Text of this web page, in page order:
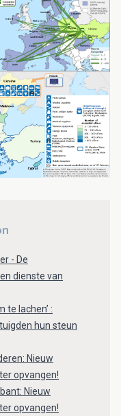
- De
dienste van
te lachen’ :
hun steun
Nieuw
opvangen!
Nieuw
opvangen!